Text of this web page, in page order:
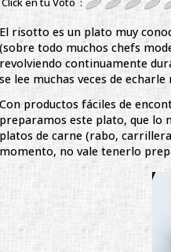
El risotto es un plato muy
(sobre todo muchos chefs
revolviendo continuamente
se lee muchas veces de
Con productos fáciles de
preparamos este plato, que lo
platos de carne (rabo,
momento, no vale tenerlo